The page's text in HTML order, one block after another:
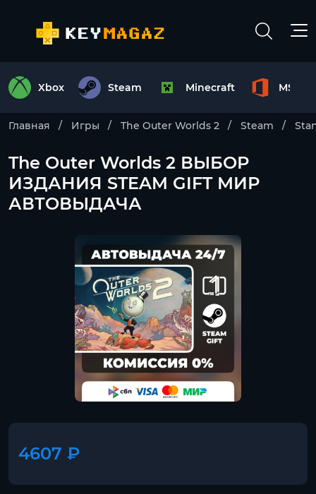
Xbox Steam Minecraft MS
Главная Игры The Outer Worlds 2 Steam
The Outer Worlds 2 ВЫБОР
ИЗДАНИЯ STEAM GIFT МИР
АВТОВЫДАЧА
4607 ₽